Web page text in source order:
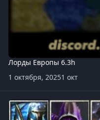
Лорды Европы 6.3h
1 октября, 20251 окт